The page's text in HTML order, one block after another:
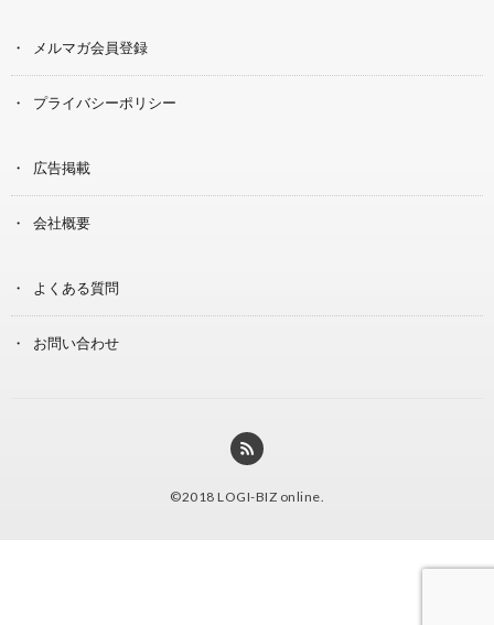
メルマガ会員登録
プライバシーポリシー
広告掲載
会社概要
よくある質問
お問い合わせ
©2018 LOGI-BIZ online